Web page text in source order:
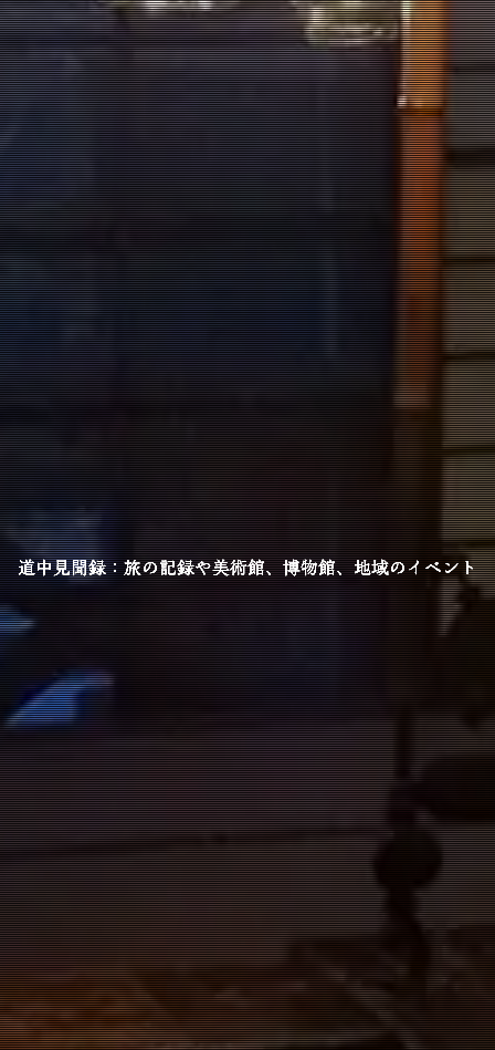
道中見聞録：旅の記録や美術館、博物館、地域のイベント